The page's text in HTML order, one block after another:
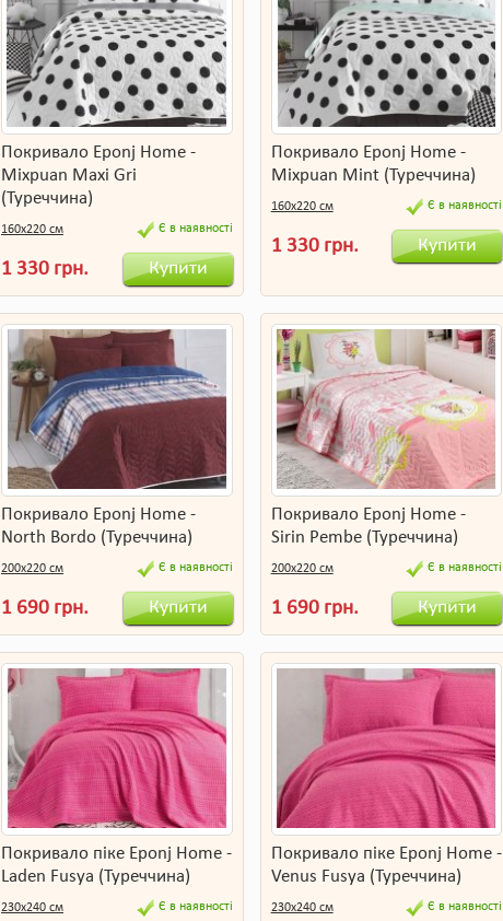
Покривало Eponj Home -
Mixpuan Maxi Gri
(Туреччина)
160х220 см Є в наявності
1 330 грн. Купити
Покривало Eponj Home -
Mixpuan Mint (Туреччина)
160х220 см Є в наявності
1 330 грн. Купити
Покривало Eponj Home -
North Bordo (Туреччина)
200х220 см Є в наявності
1 690 грн. Купити
Покривало Eponj Home -
Sirin Pembe (Туреччина)
200х220 см Є в наявності
1 690 грн. Купити
Покривало піке Eponj Home -
Laden Fusya (Туреччина)
230х240 см Є в наявності
Покривало піке Eponj Home -
Venus Fusya (Туреччина)
230х240 см Є в наявності